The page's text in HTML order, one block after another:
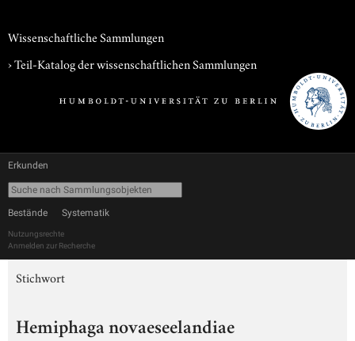
Wissenschaftliche Sammlungen
› Teil-Katalog der wissenschaftlichen Sammlungen
Erkunden
Bestände Systematik
Nutzungsrechte
Anmelden zur Recherche
Stichwort
Hemiphaga novaeseelandiae